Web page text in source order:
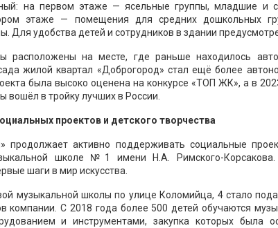
на первом этаже — ясельные группы, младшие и
этаже — помещения для средних дошкольных
Для удобства детей и сотрудников в здании
расположены на месте, где раньше находилось
жилой квартал «Доброгород» стал ещё более
была высоко оценена на конкурсе «ТОП ЖК», а в
вошёл в тройку лучших в России.
проектов и детского творчества
продолжает активно поддерживать социальные
школе №1 имени Н.А. Римского-
шаги в мир искусства.
музыкальной школы по улице Коломийца, 4 стало
компании. С 2018 года более 500 детей обучаются
и инструментами, закупка которых была